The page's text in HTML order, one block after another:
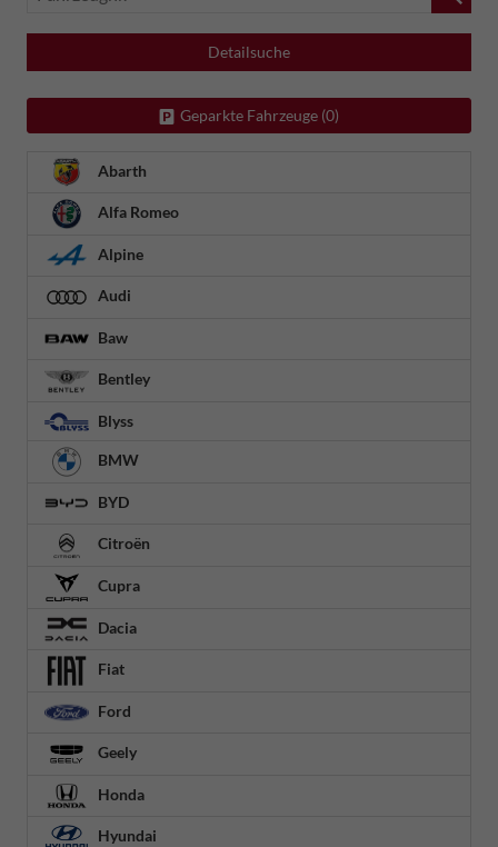
Detailsuche
Geparkte Fahrzeuge (0)
Abarth
Alfa Romeo
Alpine
Audi
Baw
Bentley
Blyss
BMW
BYD
Citroën
Cupra
Dacia
Fiat
Ford
Geely
Honda
Hyundai